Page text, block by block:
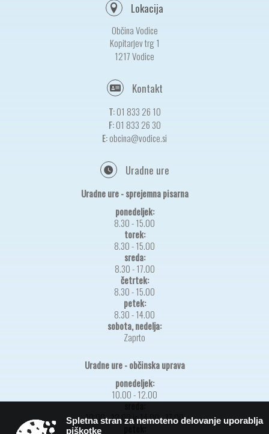
Lokacija
Občina Vodice
Kopitarjev trg 1
1217 Vodice
Kontakt
T: 01 833 26 10
F: 01 833 26 30
E:obcina@vodice.si
Uradne ure
Uradne ure - sprejemna pisarna
ponedeljek:
8.30 - 15.00
torek:
8.30 - 15.00
sreda:
8.30 - 17.00
četrtek:
8.30 - 15.00
petek:
8.30 - 14.00
sobota, nedelja:
Zaprto
Uradne ure - občinska uprava
ponedeljek:
10.00 - 12.00
sreda:
10.00 - 12.00 in 14.00 - 17.00
Spletna stran za nemoteno delovanje uporablja
piškotke